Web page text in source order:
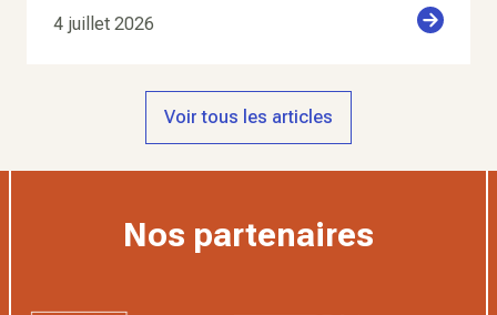
4 juillet 2026
Voir tous les articles
Nos partenaires